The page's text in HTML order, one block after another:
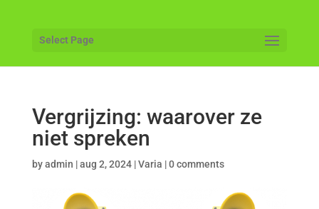
Select Page
Vergrijzing: waarover ze
niet spreken
byadmin |aug 2, 2024|Varia |0 comments